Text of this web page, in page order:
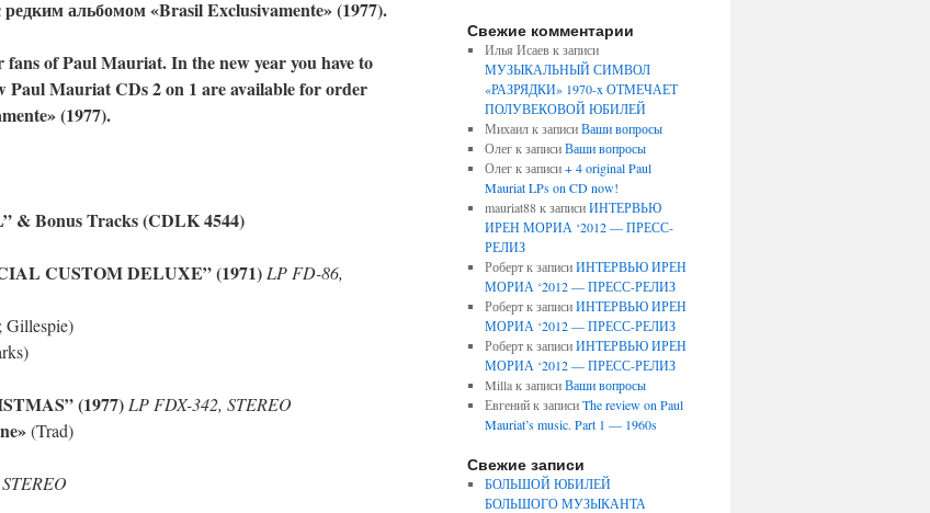
альбомом «Brasil Exclusivamente» (1977).
of Paul Mauriat. In the new year you have to
Paul Mauriat CDs 2 on 1 are available for order
(1977).
& Bonus Tracks (CDLK 4544)
CUSTOM DELUXE” (1971) LP FD-86,
Gillespie)
(1977) LP FDX-342, STEREO
(Trad)
Свежие комментарии
Илья Исаевк записи
МУЗЫКАЛЬНЫЙ СИМВОЛ
«РАЗРЯДКИ» 1970-x ОТМЕЧАЕТ
ПОЛУВЕКОВОЙ ЮБИЛЕЙ
Михаилк записиВаши вопросы
Олегк записиВаши вопросы
Олегк записи+ 4 original Paul
Mauriat LPs on CD now!
mauriat88к записиИНТЕРВЬЮ
ИРЕН МОРИА ‘2012 — ПРЕСС-
РЕЛИЗ
Робертк записиИНТЕРВЬЮ ИРЕН
МОРИА ‘2012 — ПРЕСС-РЕЛИЗ
Робертк записиИНТЕРВЬЮ ИРЕН
МОРИА ‘2012 — ПРЕСС-РЕЛИЗ
Робертк записиИНТЕРВЬЮ ИРЕН
МОРИА ‘2012 — ПРЕСС-РЕЛИЗ
Millaк записиВаши вопросы
Евгенийк записиThe review on Paul
Mauriat’s music. Part 1 — 1960s
Свежие записи
БОЛЬШОЙ ЮБИЛЕЙ
БОЛЬШОГО МУЗЫКАНТА